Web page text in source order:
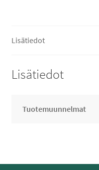
Lisätiedot
Lisätiedot
Tuotemuunnelmat